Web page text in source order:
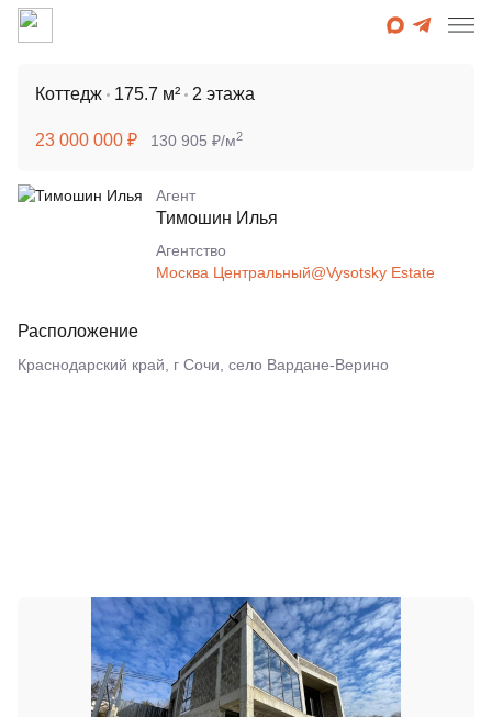
Коттедж 175.7 м² 2 этажа
23 000 000 ₽ 130 905 ₽/м2
Агент
Тимошин Илья
Агентcтво
Москва Центральный@Vysotsky Estate
Расположение
Краснодарский край, г Сочи, село Вардане-Верино